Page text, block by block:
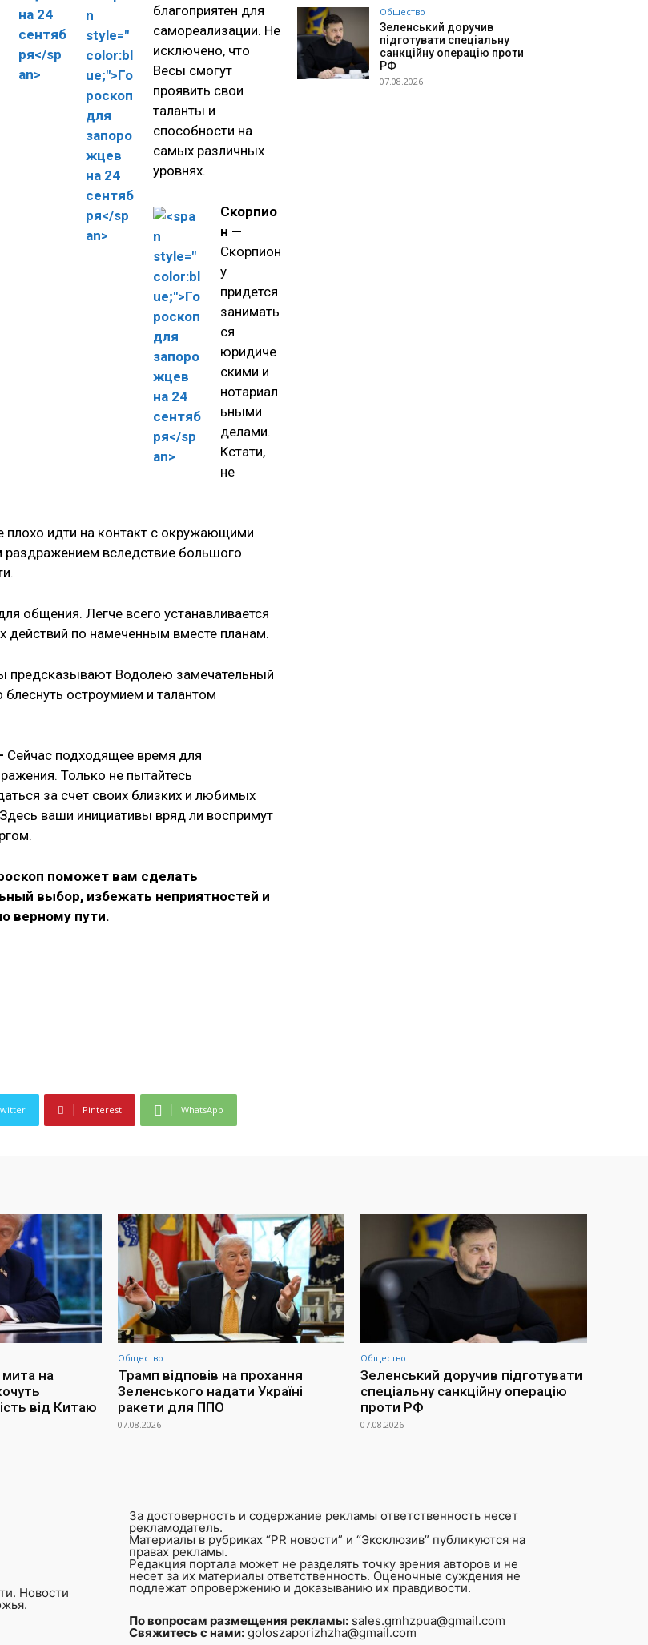
благоприятен для
самореализации. Не
исключено, что
Весы смогут
проявить свои
таланты и
способности на
самых различных
уровнях.
Скорпио
н —
Скорпион
у
придется
занимать
ся
юридиче
скими и
нотариал
ьными
делами.
Кстати,
не
идти на контакт с окружающими
вследствие большого
общения. Легче всего устанавливается
действий по намеченным вместе планам.
предсказывают Водолею замечательный
остроумием и талантом
Сейчас подходящее время для
Только не пытайтесь
за счет своих близких и любимых
ваши инициативы вряд ли воспримут
поможет вам сделать
выбор, избежать неприятностей и
верному пути.
Pinterest WhatsApp
Общество
Зеленський доручив
підготувати спеціальну
санкційну операцію проти
РФ
07.08.2026
на
від Китаю
Общество
Трамп відповів на прохання
Зеленського надати Україні
ракети для ППО
07.08.2026
Общество
Зеленський доручив підготувати
спеціальну санкційну операцію
проти РФ
07.08.2026
Новости
За достоверность и содержание рекламы ответственность несет
рекламодатель.
Материалы в рубриках “PR новости” и “Эксклюзив” публикуются на
правах рекламы.
Редакция портала может не разделять точку зрения авторов и не
несет за их материалы ответственность. Оценочные суждения не
подлежат опровержению и доказыванию их правдивости.
По вопросам размещения рекламы: sales.gmhzpua@gmail.com
Свяжитесь с нами: goloszaporizhzha@gmail.com